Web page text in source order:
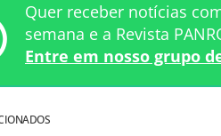
Quer receber notícias
semana e a Revista
Entre em nosso grupo